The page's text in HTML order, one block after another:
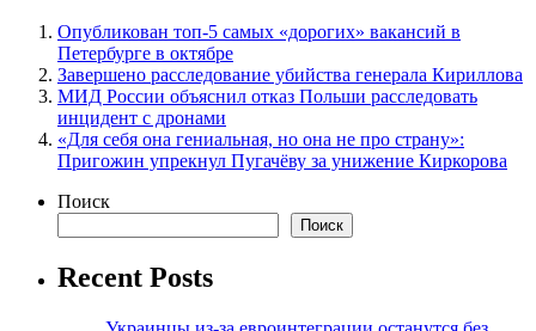
Опубликован топ-5 самых «дорогих» вакансий в
Петербурге в октябре
Завершено расследование убийства генерала Кириллова
МИД России объяснил отказ Польши расследовать
инцидент с дронами
«Для себя она гениальная, но она не про страну»:
Пригожин упрекнул Пугачёву за унижение Киркорова
Поиск
Поиск
Recent Posts